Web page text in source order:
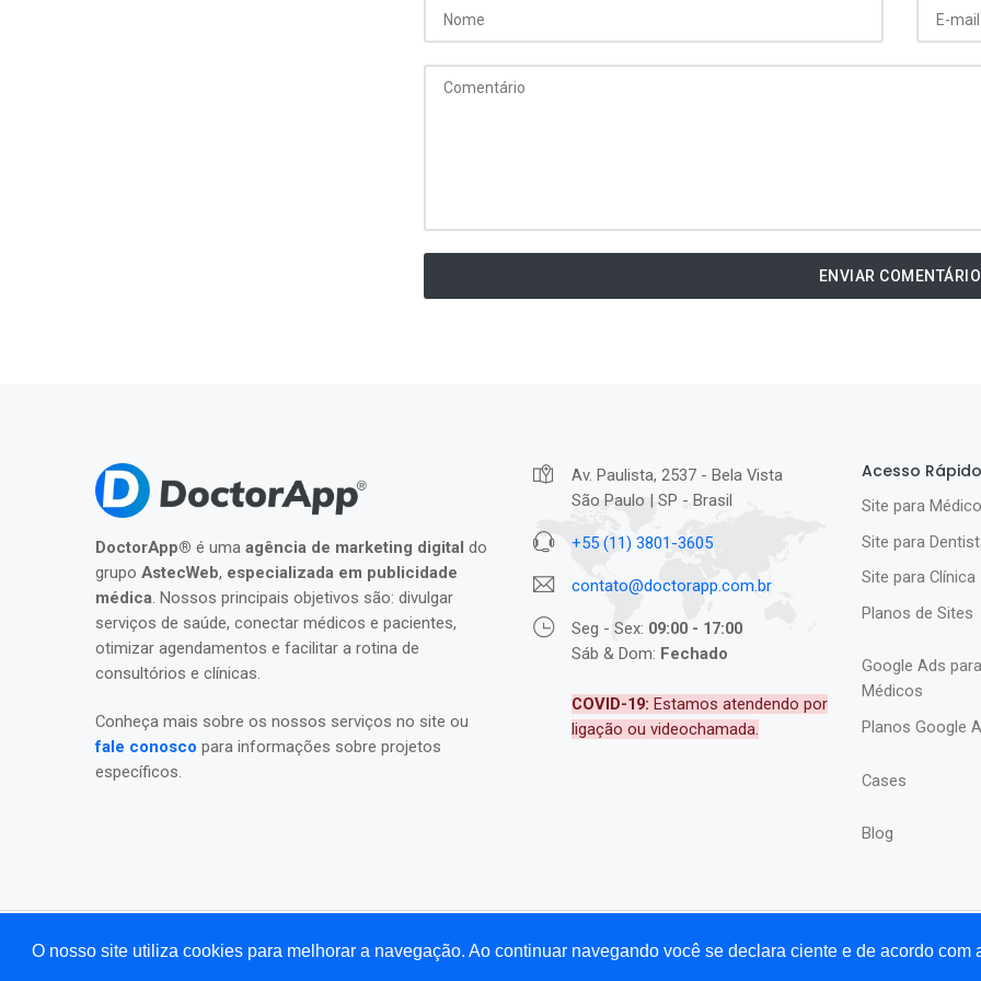
O nosso site utiliza cookies para melhorar a navegação. Ao continuar navegando você se declara ciente e de acordo com
ENVIAR COMENTÁRIO
DoctorApp® é uma agência de marketing digital do
grupo AstecWeb, especializada em publicidade
médica. Nossos principais objetivos são: divulgar
serviços de saúde, conectar médicos e pacientes,
otimizar agendamentos e facilitar a rotina de
consultórios e clínicas.
Conheça mais sobre os nossos serviços no site ou
fale conosco para informações sobre projetos
específicos.
Av. Paulista, 2537 - Bela Vista
São Paulo | SP - Brasil
+55 (11) 3801-3605
contato@doctorapp.com.br
Seg - Sex: 09:00 - 17:00
Sáb & Dom: Fechado
COVID-19: Estamos atendendo por
ligação ou videochamada.
Acesso Rápido
Site para Médico
Site para
Site para Clínica
Planos de Sites
Google Ads para
Médicos
Planos Google
Cases
Blog
©2026 Todos os direitos reservados para DoctorApp®. Home Agência de